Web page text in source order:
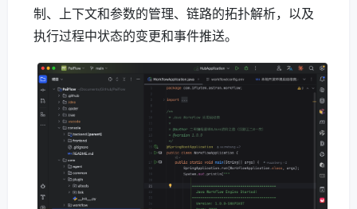
制、上下文和参数的管理、链路的拓扑解析，以及
执行过程中状态的变更和事件推送。